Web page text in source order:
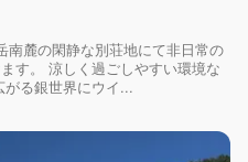
麓の閑静な別荘地にて非日常の
す。 涼しく過ごしやすい環境な
る銀世界にウイ...